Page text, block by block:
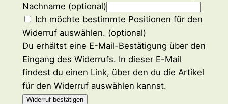
Nachname (optional)
Ich möchte bestimmte Positionen für den
Widerruf auswählen. (optional)
Du erhältst eine E-Mail-Bestätigung über den
Eingang des Widerrufs. In dieser E-Mail
findest du einen Link, über den du die Artikel
für den Widerruf auswählen kannst.
Widerruf bestätigen